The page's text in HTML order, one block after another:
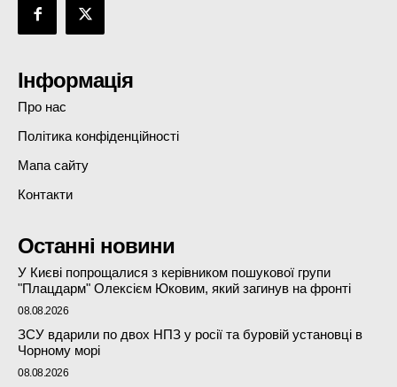
Інформація
Про нас
Політика конфіденційності
Мапа сайту
Контакти
Останні новини
У Києві попрощалися з керівником пошукової групи
"Плацдарм" Олексієм Юковим, який загинув на фронті
08.08.2026
ЗСУ вдарили по двох НПЗ у росії та буровій установці в
Чорному морі
08.08.2026